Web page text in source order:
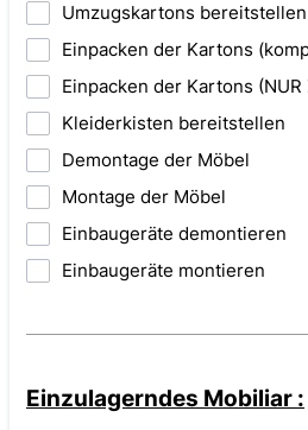
Umzugskartons bereitstellen
Einpacken der Kartons
Einpacken der Kartons
Kleiderkisten bereitstellen
Demontage der Möbel
Montage der Möbel
Einbaugeräte demontieren
Einbaugeräte montieren
Einzulagerndes Mobiliar :